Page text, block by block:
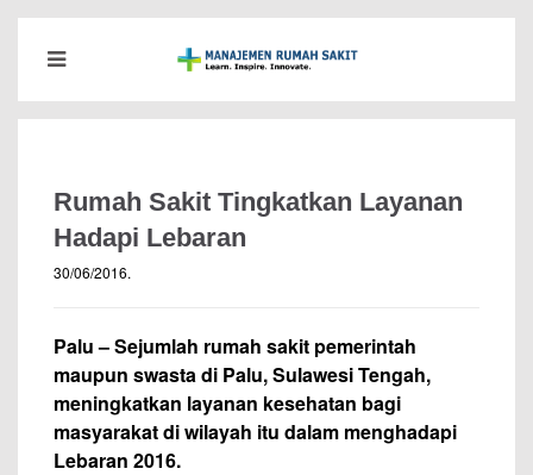
Rumah Sakit Tingkatkan Layanan
Hadapi Lebaran
30/06/2016.
Palu – Sejumlah rumah sakit pemerintah
maupun swasta di Palu, Sulawesi Tengah,
meningkatkan layanan kesehatan bagi
masyarakat di wilayah itu dalam menghadapi
Lebaran 2016.